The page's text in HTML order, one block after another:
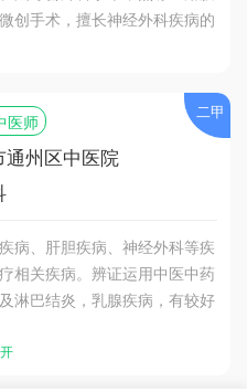
创手术，擅长神经外科疾病的
医师
通州区中医院
病、肝胆疾病、神经外科等疾
相关疾病。辨证运用中医中药
淋巴结炎，乳腺疾病，有较好
二甲